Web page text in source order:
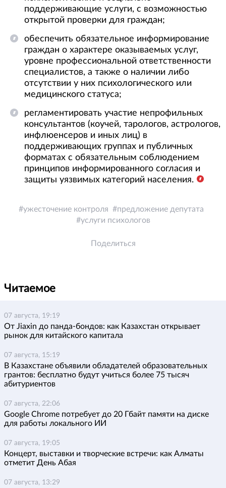
поддерживающие услуги, с возможностью
открытой проверки для граждан;
обеспечить обязательное информирование
граждан о характере оказываемых услуг,
уровне профессиональной ответственности
специалистов, а также о наличии либо
отсутствии у них психологического или
медицинского статуса;
регламентировать участие непрофильных
консультантов (коучей, тарологов, астрологов,
инфлюенсеров и иных лиц) в
поддерживающих группах и публичных
форматах с обязательным соблюдением
принципов информированного согласия и
защиты уязвимых категорий населения.
ужесточение контроля
предложение депутата
услуги психологов
Поделиться
Читаемое
07 августа, 19:19
От Jiaxin до панда-бондов: как Казахстан открывает
рынок для китайского капитала
07 августа, 15:19
В Казахстане объявили обладателей образовательных
грантов: бесплатно будут учиться более 75 тысяч
абитуриентов
07 августа, 22:06
Google Chrome потребует до 20 Гбайт памяти на диске
для работы локального ИИ
07 августа, 19:05
Концерт, выставки и творческие встречи: как Алматы
отметит День Абая
07 августа, 13:29